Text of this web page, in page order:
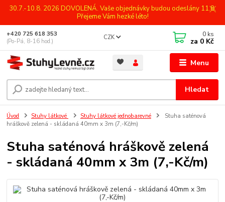
30.7.-10.8. 2026 DOVOLENÁ. Vaše objednávky budou odeslány 11.8.
Přejeme Vám hezké léto!
Menu
CZK
Hledat
+420 725 618 353
(Po-Pá, 8-16 hod.)
0 ks
za 0 Kč
Úvod Stuhy látkové Stuhy látkové jednobarevné
Stuha saténová
hráškově zelená - skládaná 40mm x 3m (7,-Kč/m)
Stuha saténová hráškově zelená
- skládaná 40mm x 3m (7,-Kč/m)